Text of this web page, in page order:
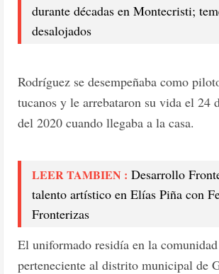
durante décadas en Montecristi;
desalojados
Rodríguez se desempeñaba como
tucanos y le arrebataron su vida el 24
del 2020 cuando llegaba a la casa.
LEER TAMBIEN : Desarrollo
talento artístico en Elías Piña con
Fronterizas
El uniformado residía en la
perteneciente al distrito municipal de